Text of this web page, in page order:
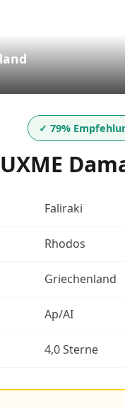
✓ 79%
Faliraki
Rhodos
Griechenland
Ap/AI
4,0 Sterne